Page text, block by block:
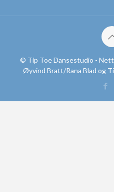
© Tip Toe Dansestudio -
Øyvind Bratt/Rana Blad og